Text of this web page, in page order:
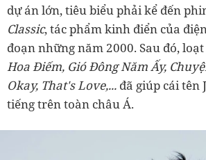
dự án lớn, tiêu biểu phải kể đến
Classic, tác phẩm kinh điển của
đoạn những năm 2000. Sau đó,
Hoa Điếm, Gió Đông Năm Ấy,
Okay, That's Love,... đã giúp cái tên
tiếng trên toàn châu Á.